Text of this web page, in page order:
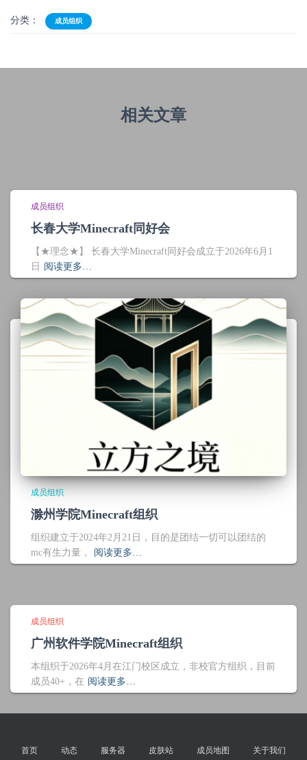
分类： 成员组织
相关文章
成员组织
长春大学Minecraft同好会
【★理念★】 长春大学Minecraft同好会成立于2026年6月1
日 阅读更多…
成员组织
滁州学院Minecraft组织
组织建立于2024年2月21日，目的是团结一切可以团结的
mc有生力量，
阅读更多…
成员组织
广州软件学院Minecraft组织
本组织于2026年4月在江门校区成立，非校官方组织，目前
成员40+，在 阅读更多…
首页 动态 服务器 皮肤站 成员地图 关于我们